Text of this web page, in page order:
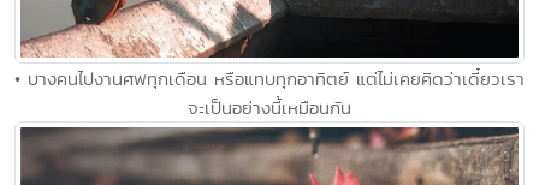
• บางคนไปงานศพทุกเดือน หรือแทบทุกอาทิตย์ แต่ไม่เคยคิดว่าเดี๋ยวเรา
จะเป็นอย่างนี้เหมือนกัน